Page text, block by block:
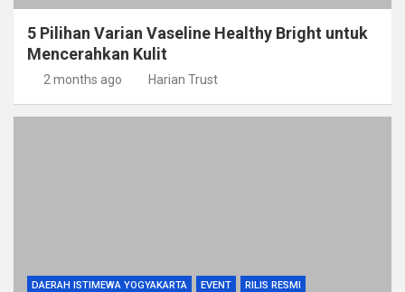
5 Pilihan Varian Vaseline Healthy Bright untuk
Mencerahkan Kulit
2 months ago Harian Trust
DAERAH ISTIMEWA YOGYAKARTA EVENT RILIS RESMI